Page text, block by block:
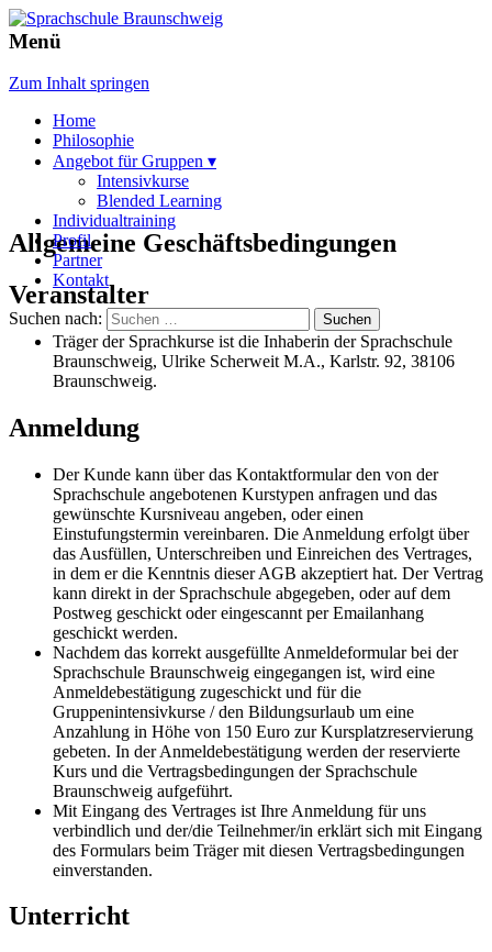
Sprachschule Braunschweig &
Wolfsburg
Sprachtraining & Übersetzungen
Menü
Zum Inhalt springen
Home
Philosophie
Angebot für Gruppen ▾
Intensivkurse
Blended Learning
Individualtraining
Profil
Partner
Kontakt
Suchen nach:
Allgemeine Geschäftsbedingungen
Veranstalter
Träger der Sprachkurse ist die Inhaberin der Sprachschule
Braunschweig, Ulrike Scherweit M.A., Karlstr. 92, 38106
Braunschweig.
Anmeldung
Der Kunde kann über das Kontaktformular den von der
Sprachschule angebotenen Kurstypen anfragen und das
gewünschte Kursniveau angeben, oder einen
Einstufungstermin vereinbaren. Die Anmeldung erfolgt über
das Ausfüllen, Unterschreiben und Einreichen des Vertrages,
in dem er die Kenntnis dieser AGB akzeptiert hat. Der Vertrag
kann direkt in der Sprachschule abgegeben, oder auf dem
Postweg geschickt oder eingescannt per Emailanhang
geschickt werden.
Nachdem das korrekt ausgefüllte Anmeldeformular bei der
Sprachschule Braunschweig eingegangen ist, wird eine
Anmeldebestätigung zugeschickt und für die
Gruppenintensivkurse / den Bildungsurlaub um eine
Anzahlung in Höhe von 150 Euro zur Kursplatzreservierung
gebeten. In der Anmeldebestätigung werden der reservierte
Kurs und die Vertragsbedingungen der Sprachschule
Braunschweig aufgeführt.
Mit Eingang des Vertrages ist Ihre Anmeldung für uns
verbindlich und der/die Teilnehmer/in erklärt sich mit Eingang
des Formulars beim Träger mit diesen Vertragsbedingungen
einverstanden.
Unterricht